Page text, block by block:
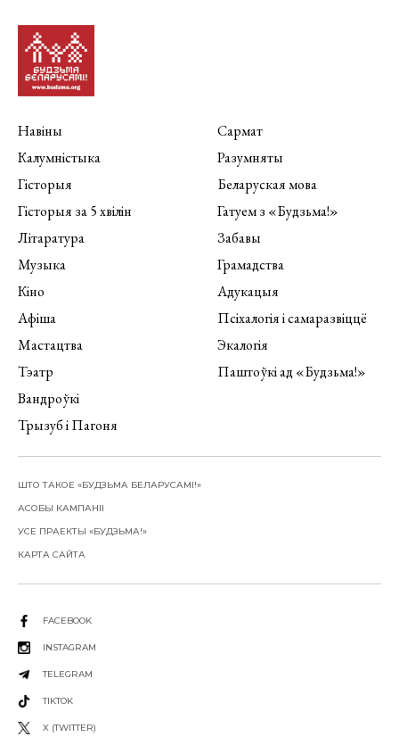
Навіны
Калумністыка
Гісторыя
Гісторыя за 5 хвілін
Літаратура
Музыка
Кіно
Афіша
Мастацтва
Тэатр
Вандроўкі
Трызуб і Пагоня
Сармат
Разумняты
Беларуская мова
Гатуем з «Будзьма!»
Забавы
Грамадства
Адукацыя
Псіхалогія і самаразвіццё
Экалогія
Паштоўкі ад «Будзьма!»
ШТО ТАКОЕ «БУДЗЬМА БЕЛАРУСАМІ!»
АСОБЫ КАМПАНІІ
УСЕ ПРАЕКТЫ «БУДЗЬМА!»
КАРТА САЙТА
FACEBOOK
INSTAGRAM
TELEGRAM
TIKTOK
X (TWITTER)